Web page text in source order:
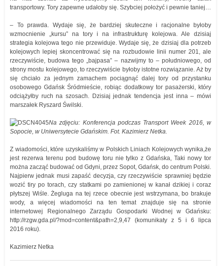
transportowy. Tory zapewne udałoby się. Szybciej położyć i pewnie taniej…
– To prawda. Wydaje się, że bardziej skuteczne i racjonalne byłoby
wzmocnienie „kursu” na tory i na infrastrukturę kolejowa. Ale dzisiaj
strategia kolejowa tego nie przewiduje. Wydaje się, że dzisiaj dla potrzeb
kolejowych lepiej skoncentrować się na rozbudowie linii numer 201, ale
rzeczywiście, budowa tego „bajpasa” – nazwijmy to – południowego, od
strony mostu kolejowego, to rzeczywiście byłoby istotne rozwiązanie. Aż by
się chciało za jednym zamachem pociągnąć dalej tory od przystanku
osobowego Gdańsk Śródmieście, robiąc dodatkowy tor pasażerski, który
odciążyłby ruch na szosach. Dzisiaj jednak tendencja jest inna – mówi
marszałek Ryszard Świlski.
Na zdjęciu: Konferencja podczas Transport Week 2016, w
Sopocie, w Uniwersytecie Gdańskim. Fot. Kazimierz Netka.
Z wiadomości, które uzyskaliśmy w Polskich Liniach Kolejowych wynika,że
jest rezerwa terenu pod budowę toru nie tylko z Gdańska, Taki nowy tor
można zacząć budować od Gdyni, przez Sopot, Gdańsk, do centrum Polski.
Najpierw jednak musi zapaść decyzja, czy rzeczywiście sprawniej będzie
wozić tiry po torach, czy statkami po zamienionej w kanał dzikiej i coraz
płytszej Wiśle. Żegluga na tej rzece obecnie jest wstrzymana, bo brakuje
wody, a więcej wiadomości na ten temat znajduje się na stronie
internetowej Regionalnego Zarządu Gospodarki Wodnej w Gdańsku:
http://rzgw.gda.pl/?mod=content&path=2,9,47 (komunikaty z 5 i 6 lipca
2016 roku).
Kazimierz Netka